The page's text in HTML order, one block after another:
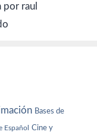
por raul
Bases de
Español Cine y